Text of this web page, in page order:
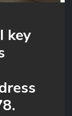
key